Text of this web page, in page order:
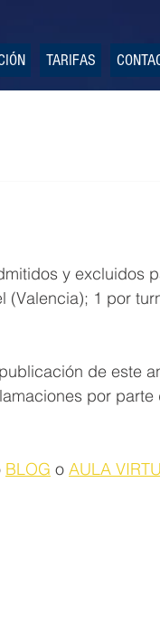
TARIFAS
y excluidos
(Valencia); 1 por
de este
por parte
BLOG o AULA